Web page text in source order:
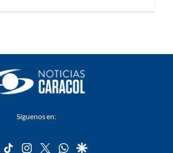
Síguenos en:
facebook
tiktok instagram
twitterwhatsapp
google